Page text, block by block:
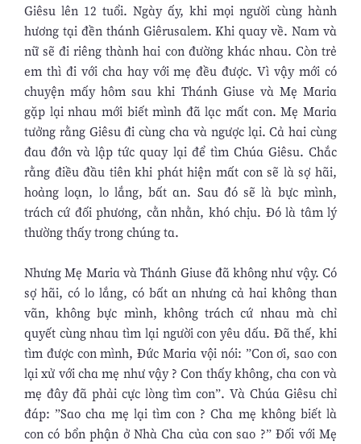
Giêsu lên 12 tuổi. Ngày ấy, khi mọi người cùng hành
hương tại đền thánh Giêrusalem. Khi quay về. Nam và
nữ sẽ đi riêng thành hai con đường khác nhau. Còn trẻ
em thì đi với cha hay với mẹ đều được. Vì vậy mới có
chuyện mấy hôm sau khi Thánh Giuse và Mẹ Maria
gặp lại nhau mới biết mình đã lạc mất con. Mẹ Maria
tưởng rằng Giêsu đi cùng cha và ngược lại. Cả hai cùng
đau đớn và lập tức quay lại để tìm Chúa Giêsu. Chắc
rằng điều đầu tiên khi phát hiện mất con sẽ là sợ hãi,
hoảng loạn, lo lắng, bất an. Sau đó sẽ là bực mình,
trách cứ đối phương, cằn nhằn, khó chịu. Đó là tâm lý
thường thấy trong chúng ta.
Nhưng Mẹ Maria và Thánh Giuse đã không như vậy. Có
sợ hãi, có lo lắng, có bất an nhưng cả hai không than
vãn, không bực mình, không trách cứ nhau mà chỉ
quyết cùng nhau tìm lại người con yêu dấu. Đã thế, khi
tìm được con mình, Đức Maria vội nói: ”Con ơi, sao con
lại xử với cha mẹ như vậy ? Con thấy không, cha con và
mẹ đây đã phải cực lòng tìm con”. Và Chúa Giêsu chỉ
đáp: ”Sao cha mẹ lại tìm con ? Cha mẹ không biết là
con có bổn phận ở Nhà Cha của con sao ?” Đối với Mẹ